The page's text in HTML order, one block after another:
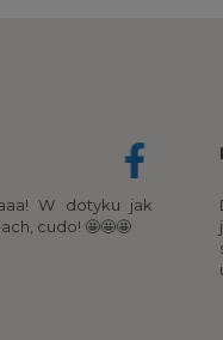
W dotyku jak
cudo! 🤩🤩🤩